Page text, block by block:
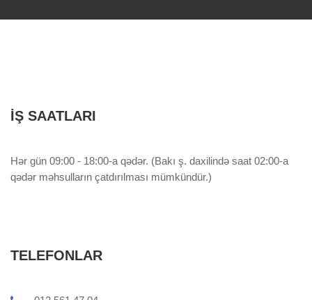
İŞ SAATLARI
Hər gün 09:00 - 18:00-a qədər. (Bakı ş. daxilində saat 02:00-a
qədər məhsulların çatdırılması mümkündür.)
TELEFONLAR